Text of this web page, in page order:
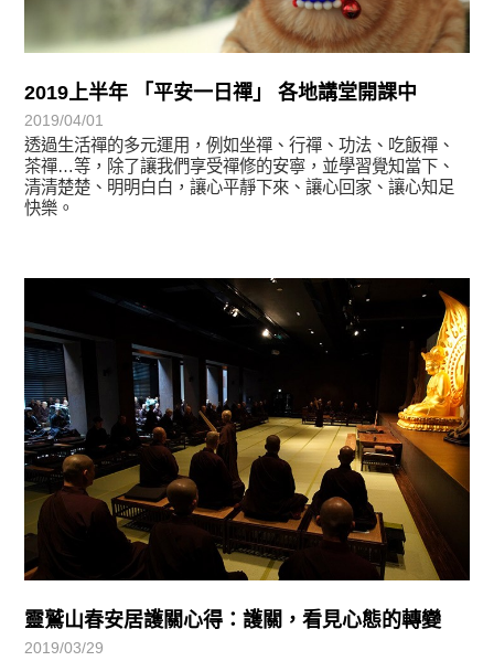
2019上半年 「平安一日禪」 各地講堂開課中
2019/04/01
透過生活禪的多元運用，例如坐禪、行禪、功法、吃飯禪、
茶禪…等，除了讓我們享受禪修的安寧，並學習覺知當下、
清清楚楚、明明白白，讓心平靜下來、讓心回家、讓心知足
快樂。
靈鷲山春安居護關心得：護關，看見心態的轉變
2019/03/29
學習分享